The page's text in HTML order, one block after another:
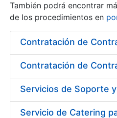
También podrá encontrar
de los procedimientos en
Servicio de Catering